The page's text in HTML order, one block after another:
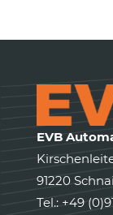
EVB
91220
Tel.: +49